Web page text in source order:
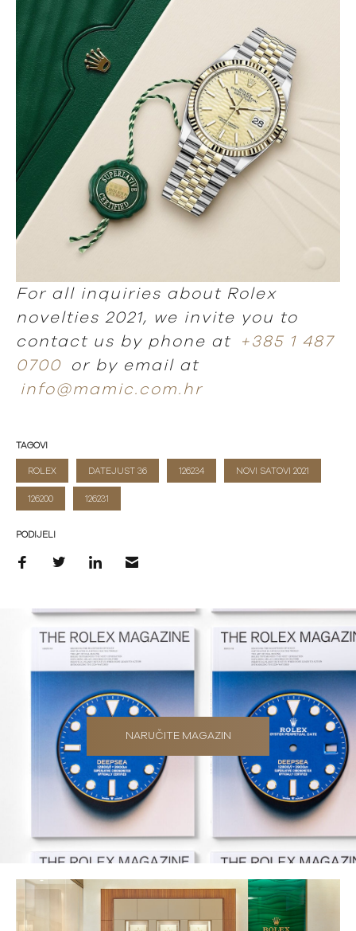
For all inquiries about Rolex
novelties 2021, we invite you to
contact us by phone at
+385 1 487
0700 or by email at
info@mamic.com.hr
TAGOVI
ROLEX DATEJUST 36 126234 NOVI SATOVI 2021
126200 126231
PODIJELI
NARUČITE MAGAZIN